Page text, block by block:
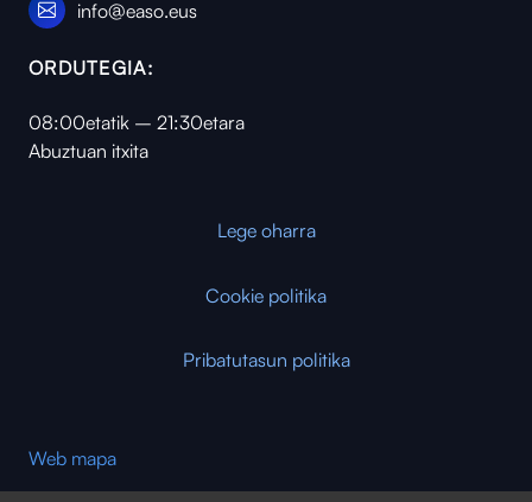
info@easo.eus
ORDUTEGIA:
08:00etatik – 21:30etara
Abuztuan itxita
Lege oharra
Cookie politika
Pribatutasun politika
Web mapa